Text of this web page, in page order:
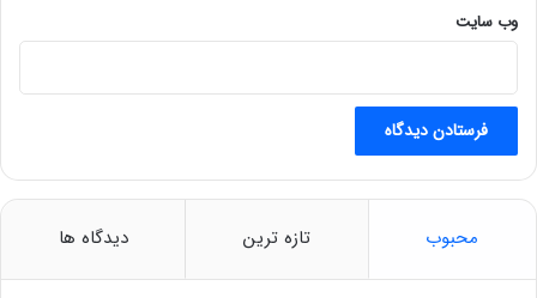
وب‌ سایت
محبوب تازه ترین دیدگاه ها